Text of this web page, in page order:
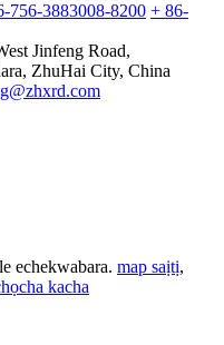
756-3883008-8200 + 86-
Jinfeng Road,
ZhuHai City, China
echekwabara. map saịtị,
kacha